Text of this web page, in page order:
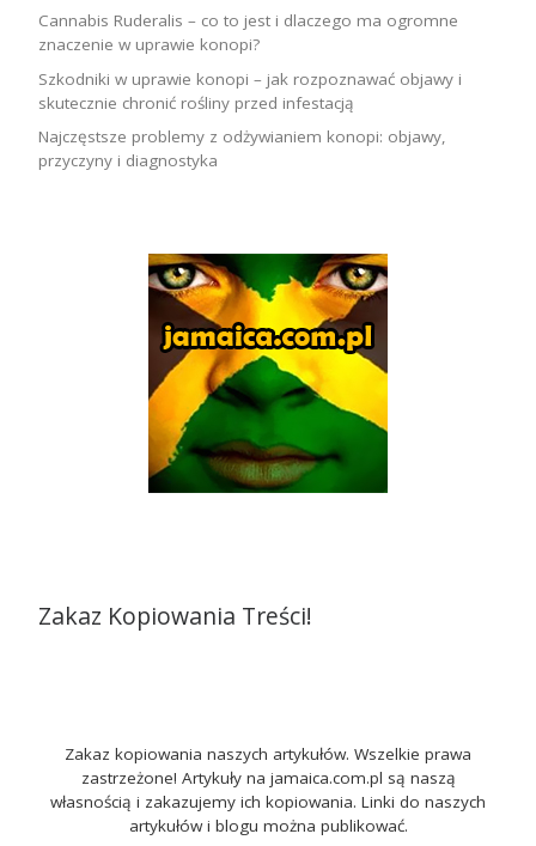
Cannabis Ruderalis – co to jest i dlaczego ma ogromne
znaczenie w uprawie konopi?
Szkodniki w uprawie konopi – jak rozpoznawać objawy i
skutecznie chronić rośliny przed infestacją
Najczęstsze problemy z odżywianiem konopi: objawy,
przyczyny i diagnostyka
Zakaz Kopiowania Treści!
Zakaz kopiowania naszych artykułów. Wszelkie prawa
zastrzeżone! Artykuły na jamaica.com.pl są naszą
własnością i zakazujemy ich kopiowania. Linki do naszych
artykułów i blogu można publikować.